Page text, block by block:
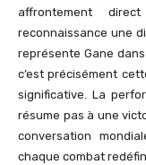
affrontement
reconnaissance une
représente Gane
c’est précisément
significative. La
résume pas à une
conversation
chaque combat